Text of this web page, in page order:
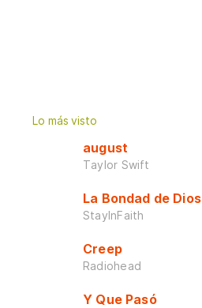
Lo más visto
august
Taylor Swift
La Bondad de Dios
StayInFaith
Creep
Radiohead
Y Que Pasó